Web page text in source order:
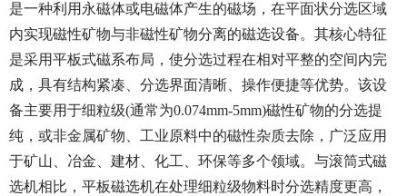
是一种利用永磁体或电磁体产生的磁场，在平面状分选区域
内实现磁性矿物与非磁性矿物分离的磁选设备。其核心特征
是采用平板式磁系布局，使分选过程在相对平整的空间内完
成，具有结构紧凑、分选界面清晰、操作便捷等优势。该设
备主要用于细粒级(通常为0.074mm-5mm)磁性矿物的分选提
纯，或非金属矿物、工业原料中的磁性杂质去除，广泛应用
于矿山、冶金、建材、化工、环保等多个领域。与滚筒式磁
选机相比，平板磁选机在处理细粒级物料时分选精度更高，